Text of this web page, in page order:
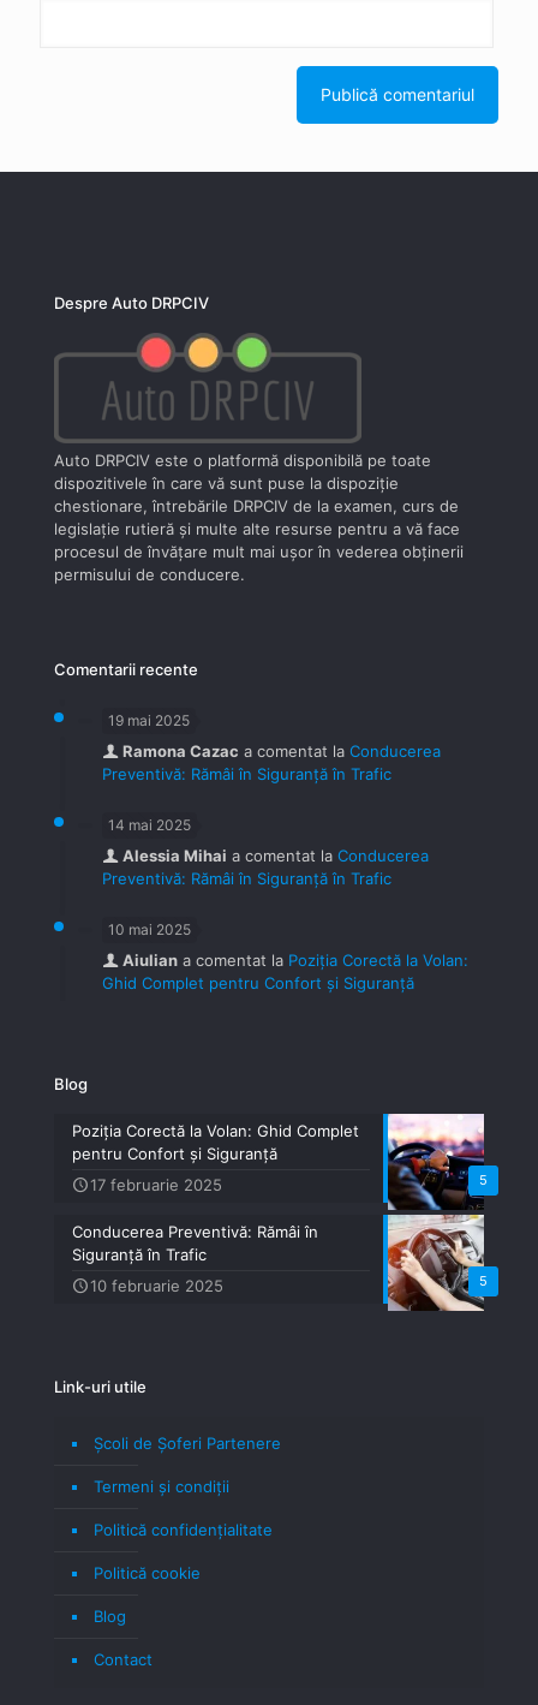
Despre Auto DRPCIV
Auto DRPCIV este o platformă disponibilă pe toate
dispozitivele în care vă sunt puse la dispoziţie
chestionare, întrebările DRPCIV de la examen, curs de
legislaţie rutieră şi multe alte resurse pentru a vă face
procesul de învăţare mult mai uşor în vederea obţinerii
permisului de conducere.
Comentarii recente
19 mai 2025
Ramona Cazac a comentat la Conducerea
Preventivă: Rămâi în Siguranță în Trafic
14 mai 2025
Alessia Mihai a comentat la Conducerea
Preventivă: Rămâi în Siguranță în Trafic
10 mai 2025
Aiulian a comentat la Poziția Corectă la Volan:
Ghid Complet pentru Confort și Siguranță
Blog
5
Poziția Corectă la Volan: Ghid Complet
pentru Confort și Siguranță
17 februarie 2025
5
Conducerea Preventivă: Rămâi în
Siguranță în Trafic
10 februarie 2025
Link-uri utile
Școli de Șoferi Partenere
Termeni şi condiţii
Politică confidenţialitate
Politică cookie
Blog
Contact